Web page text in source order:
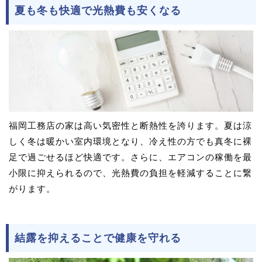
夏も冬も快適で光熱費も安くなる
福岡工務店の家は高い気密性と断熱性を誇ります。夏は涼
しく冬は暖かい室内環境となり、冷え性の方でも真冬に裸
足で過ごせるほど快適です。さらに、エアコンの稼働を最
小限に抑えられるので、光熱費の負担を軽減することに繋
がります。
結露を抑えることで健康を守れる